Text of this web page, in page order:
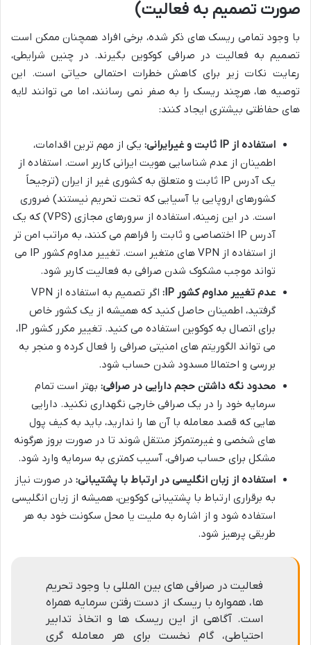
صورت تصمیم به فعالیت)
با وجود تمامی ریسک های ذکر شده، برخی افراد همچنان ممکن است
تصمیم به فعالیت در صرافی کوکوین بگیرند. در چنین شرایطی،
رعایت نکات زیر برای کاهش خطرات احتمالی حیاتی است. این
توصیه ها، هرچند ریسک را به صفر نمی رسانند، اما می توانند لایه
های حفاظتی بیشتری ایجاد کنند:
استفاده از IP ثابت و غیرایرانی:
یکی از مهم ترین اقدامات،
اطمینان از عدم شناسایی هویت ایرانی کاربر است. استفاده از
یک آدرس IP ثابت و متعلق به کشوری غیر از ایران (ترجیحاً
کشورهای اروپایی یا آسیایی که تحت تحریم نیستند) ضروری
است. در این زمینه، استفاده از سرورهای مجازی (VPS) که یک
آدرس IP اختصاصی و ثابت را فراهم می کنند، به مراتب امن تر
از استفاده از VPN های متغیر است. تغییر مداوم کشور IP می
تواند موجب مشکوک شدن صرافی به فعالیت کاربر شود.
عدم تغییر مداوم کشور IP:
اگر تصمیم به استفاده از VPN
گرفتید، اطمینان حاصل کنید که همیشه از یک کشور خاص
برای اتصال به کوکوین استفاده می کنید. تغییر مکرر کشور IP،
می تواند الگوریتم های امنیتی صرافی را فعال کرده و منجر به
بررسی و احتمالا مسدود شدن حساب شود.
محدود نگه داشتن حجم دارایی در صرافی: بهتر است تمام
سرمایه خود را در یک صرافی خارجی نگهداری نکنید. دارایی
هایی که قصد معامله با آن ها را ندارید، باید به کیف پول
های شخصی و غیرمتمرکز منتقل شوند تا در صورت بروز هرگونه
مشکل برای حساب صرافی، آسیب کمتری به سرمایه وارد شود.
استفاده از زبان انگلیسی در ارتباط با پشتیبانی: در صورت نیاز
به برقراری ارتباط با پشتیبانی کوکوین، همیشه از زبان انگلیسی
استفاده شود و از اشاره به ملیت یا محل سکونت خود به هر
طریقی پرهیز شود.
فعالیت در صرافی های بین المللی با وجود تحریم
ها، همواره با ریسک از دست رفتن سرمایه همراه
است. آگاهی از این ریسک ها و اتخاذ تدابیر
احتیاطی، گام نخست برای هر معامله گری